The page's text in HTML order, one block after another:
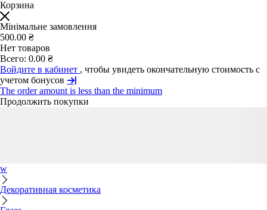
Корзина
Мінімальне замовлення
500.00 ₴
Нет товаров
Всего: 0.00 ₴
Войдите в кабинет , чтобы увидеть окончательную стоимость с
учетом бонусов
The order amount is less than the minimum
Продолжить покупки
w
Декоративная косметика